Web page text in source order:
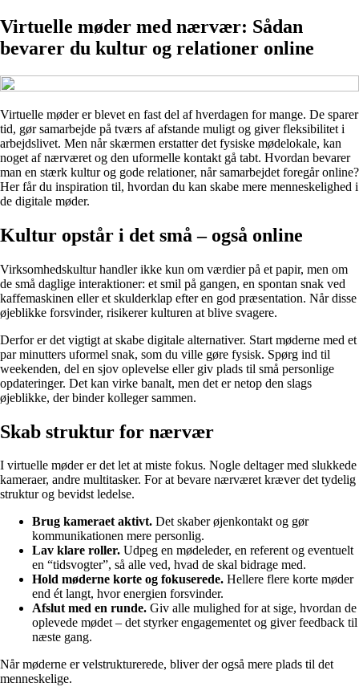
Virtuelle møder med nærvær: Sådan
bevarer du kultur og relationer online
Virtuelle møder er blevet en fast del af hverdagen for mange. De sparer
tid, gør samarbejde på tværs af afstande muligt og giver fleksibilitet i
arbejdslivet. Men når skærmen erstatter det fysiske mødelokale, kan
noget af nærværet og den uformelle kontakt gå tabt. Hvordan bevarer
man en stærk kultur og gode relationer, når samarbejdet foregår online?
Her får du inspiration til, hvordan du kan skabe mere menneskelighed i
de digitale møder.
Kultur opstår i det små – også online
Virksomhedskultur handler ikke kun om værdier på et papir, men om
de små daglige interaktioner: et smil på gangen, en spontan snak ved
kaffemaskinen eller et skulderklap efter en god præsentation. Når disse
øjeblikke forsvinder, risikerer kulturen at blive svagere.
Derfor er det vigtigt at skabe digitale alternativer. Start møderne med et
par minutters uformel snak, som du ville gøre fysisk. Spørg ind til
weekenden, del en sjov oplevelse eller giv plads til små personlige
opdateringer. Det kan virke banalt, men det er netop den slags
øjeblikke, der binder kolleger sammen.
Skab struktur for nærvær
I virtuelle møder er det let at miste fokus. Nogle deltager med slukkede
kameraer, andre multitasker. For at bevare nærværet kræver det tydelig
struktur og bevidst ledelse.
Brug kameraet aktivt. Det skaber øjenkontakt og gør
kommunikationen mere personlig.
Lav klare roller. Udpeg en mødeleder, en referent og eventuelt
en “tidsvogter”, så alle ved, hvad de skal bidrage med.
Hold møderne korte og fokuserede. Hellere flere korte møder
end ét langt, hvor energien forsvinder.
Afslut med en runde. Giv alle mulighed for at sige, hvordan de
oplevede mødet – det styrker engagementet og giver feedback til
næste gang.
Når møderne er velstrukturerede, bliver der også mere plads til det
menneskelige.